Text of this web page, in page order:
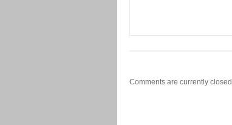
Comments are currently closed.